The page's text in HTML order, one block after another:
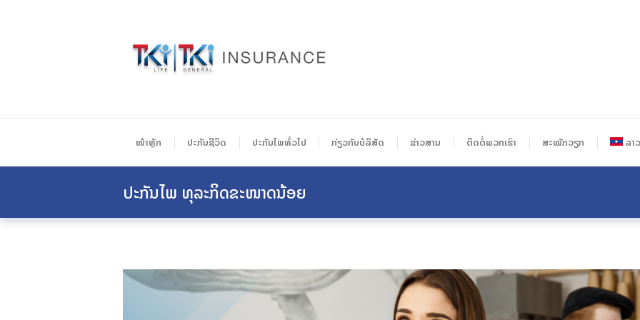
ໜ້າຫຼັກ ປະກັນຊີວິດ ປະກັນໄພທົ່ວໄປ ກ່ຽວກັບບໍລິສັດ ຂ່າວສານ ຕິດຕໍ່ພວກເຮົາ ສະໝັກວຽກ ລາ
ປະກັນໄພ ທຸລະກິດຂະໜາດນ້ອຍ